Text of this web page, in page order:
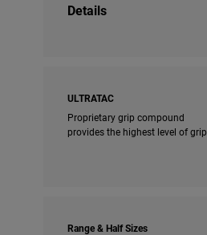
Details
ULTRATAC
Proprietary grip compound
provides the highest level of grip
Range & Half Sizes